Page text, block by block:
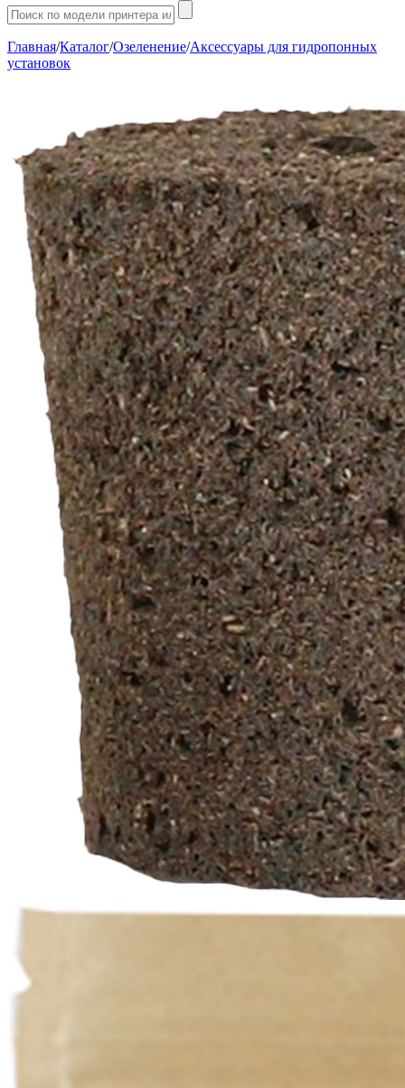
Главная/Каталог/Озеленение/Аксессуары для гидропонных
установок